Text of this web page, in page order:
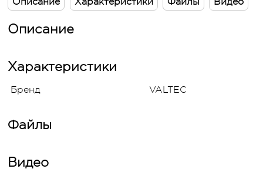
Описание
Характеристики
Бренд VALTEC
Файлы
Видео